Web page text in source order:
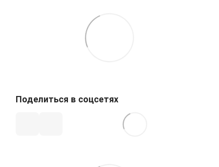
Поделиться в соцсетях